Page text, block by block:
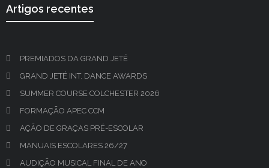
Artigos recentes
PREMIADOS DA GRAND JETÉ
GRAND JETÉ INT. DANCE AWARDS
SUMMER COURSE COLCHESTER 2026
FORMAÇÃO APEC CCM
AÇÃO DE GRAÇAS PRÉ-ESCOLAR
MANUAIS ESCOLARES 26/27
AUDIÇÃO MUSICAL FINAL DE ANO